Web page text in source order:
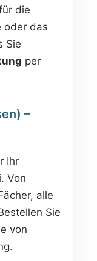
die
oder das
Sie
per
–
Ihr
Von
alle
Sie
von